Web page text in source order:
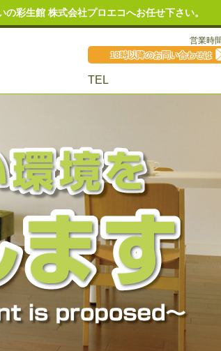
営業時
18時以降のお問い合わせは
TEL
彩生館 株式会社プロエコへお任せ下さい。